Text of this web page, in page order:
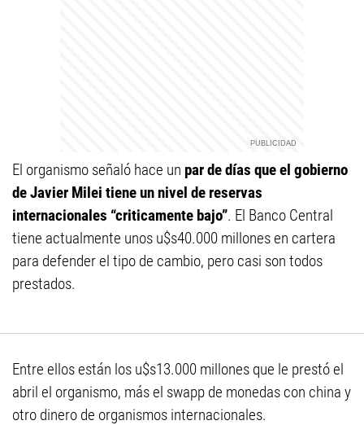
El organismo señaló hace un par de días que el gobierno
de Javier Milei tiene un nivel de reservas
internacionales “criticamente bajo”. El Banco Central
tiene actualmente unos u$s40.000 millones en cartera
para defender el tipo de cambio, pero casi son todos
prestados.
Entre ellos están los u$s13.000 millones que le prestó el
abril el organismo, más el swapp de monedas con china y
otro dinero de organismos internacionales.